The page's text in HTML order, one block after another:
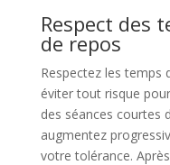
Respect des
de repos
Respectez les temps
éviter tout risque
des séances courtes
augmentez
votre tolérance.